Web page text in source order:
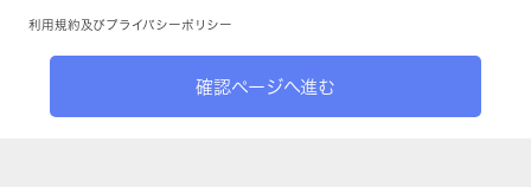
利用規約 及び プライバシーポリシー
確認ページへ進む